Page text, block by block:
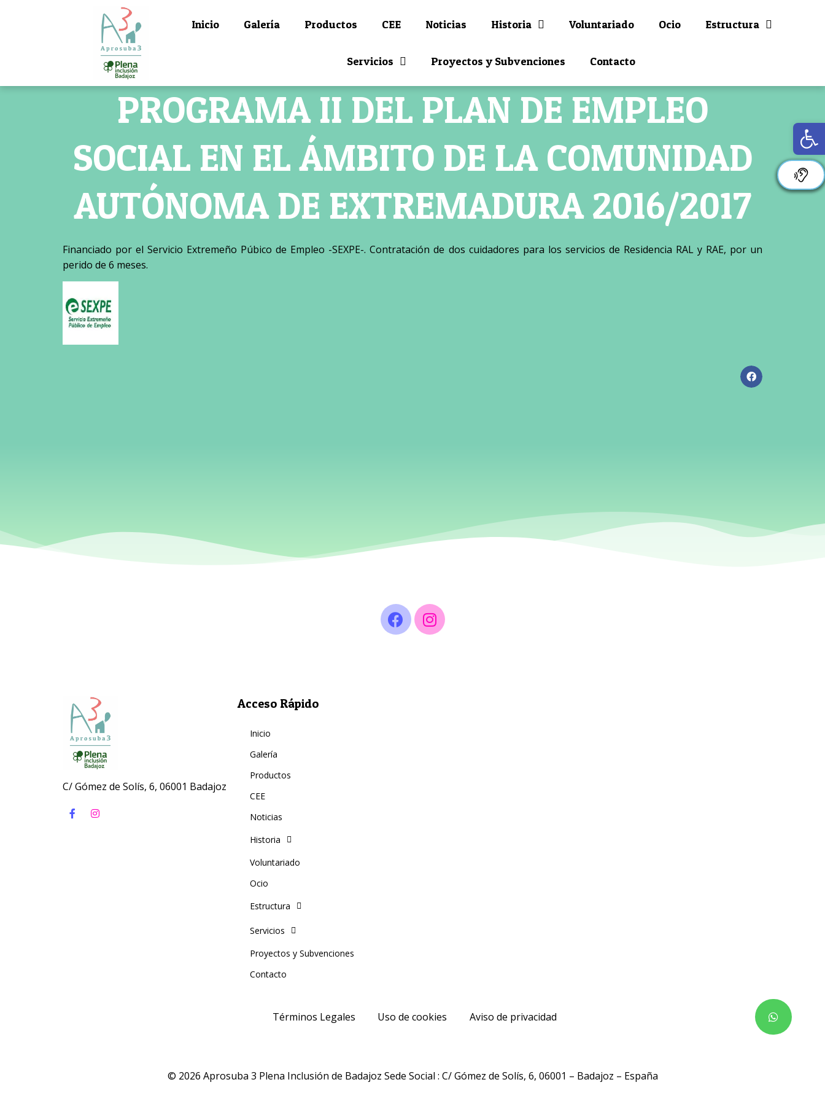
Inicio Galería Productos CEE Noticias Historia Voluntariado Ocio Estructura
Servicios Proyectos y Subvenciones Contacto
PROGRAMA II DEL PLAN DE EMPLEO
SOCIAL EN EL ÁMBITO DE LA COMUNIDAD
AUTÓNOMA DE EXTREMADURA 2016/2017
Financiado por el Servicio Extremeño Púbico de Empleo -SEXPE-. Contratación de dos cuidadores para los servicios de Residencia RAL y RAE, por un
perido de 6 meses.
C/ Gómez de Solís, 6, 06001 Badajoz
Acceso Rápido
Inicio
Galería
Productos
CEE
Noticias
Historia
Voluntariado
Ocio
Estructura
Servicios
Proyectos y Subvenciones
Contacto
Términos Legales Uso de cookies Aviso de privacidad
© 2026 Aprosuba 3 Plena Inclusión de Badajoz Sede Social : C/ Gómez de Solís, 6, 06001 – Badajoz – España